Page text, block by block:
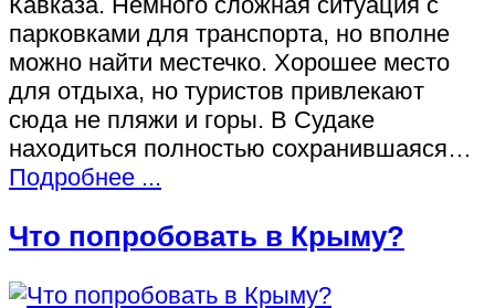
парковками для транспорта, но вполне
можно найти местечко. Хорошее место
для отдыха, но туристов привлекают
сюда не пляжи и горы. В Судаке
находиться полностью сохранившаяся…
Подробнее ...
Что попробовать в Крыму?